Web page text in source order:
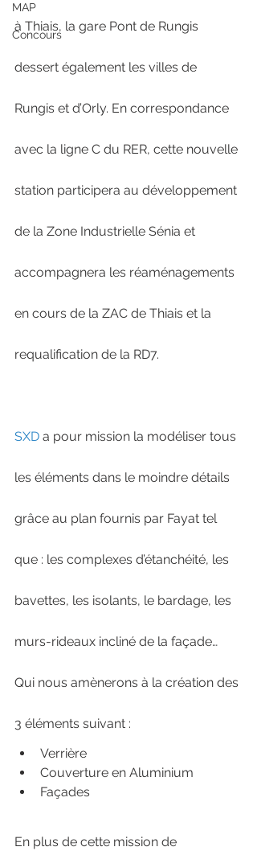
MAP
Concours
à Thiais, la gare Pont de Rungis
dessert également les villes de
Rungis et d’Orly. En correspondance
avec la ligne C du RER, cette nouvelle
station participera au développement
de la Zone Industrielle Sénia et
accompagnera les réaménagements
en cours de la ZAC de Thiais et la
requalification de la RD7.
SXD a pour mission la modéliser tous
les éléments dans le moindre détails
grâce au plan fournis par Fayat tel
que : les complexes d’étanchéité, les
bavettes, les isolants, le bardage, les
murs-rideaux incliné de la façade…
Qui nous amènerons à la création des
3 éléments suivant :
Verrière
Couverture en Aluminium
Façades
En plus de cette mission de